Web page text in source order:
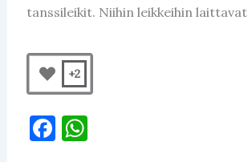
tanssileikit. Niihin leikkeihin laittavat
+2
F W